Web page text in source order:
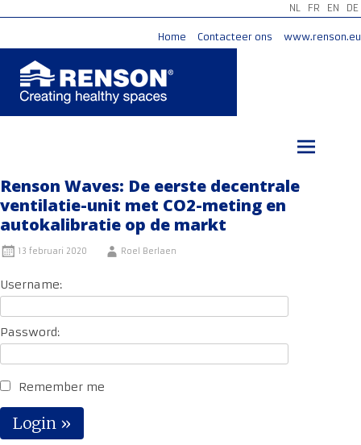
NL FR EN DE
Home Contacteer ons www.renson.eu
Renson Waves: De eerste decentrale
ventilatie-unit met CO2-meting en
autokalibratie op de markt
13 februari 2020 Roel Berlaen
Username:
Password:
Remember me